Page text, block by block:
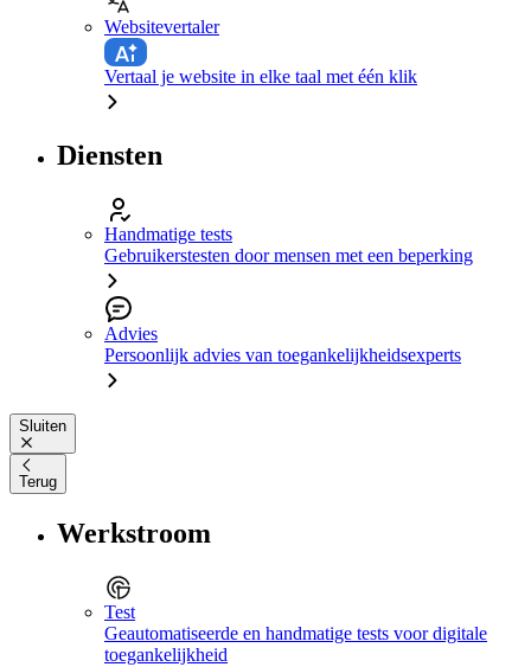
Websitevertaler
Vertaal je website in elke taal met één klik
Diensten
Handmatige tests
Gebruikerstesten door mensen met een beperking
Advies
Persoonlijk advies van toegankelijkheidsexperts
Sluiten
Terug
Werkstroom
Test
Geautomatiseerde en handmatige tests voor digitale
toegankelijkheid